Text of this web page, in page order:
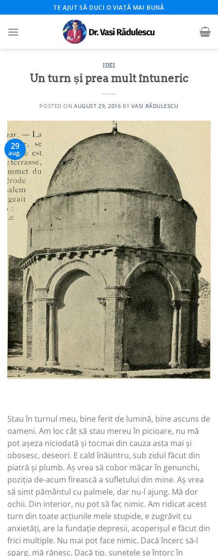
to
content
TE AJUT SĂ DUCI O VIAȚĂ MAI BUNĂ
IDEI
Un turn și prea mult întuneric
POSTED ONAUGUST 29, 2016 BY VASI RĂDULESCU
29
aug.
Stau în turnul meu, bine ferit de lumină, bine ascuns de
oameni. Am loc cât să stau mereu în picioare, nu mă
pot așeza niciodată și tocmai din cauza asta mai și
obosesc, deseori. E cald înăuntru, sub zidul făcut din
piatră și plumb. Aș vrea să cobor măcar în genunchi,
poziția de-acum firească a sufletului din mine. Aș vrea
să simt pământul cu palmele, dar nu-l ajung. Mă dor
ochii. Din interior, nu pot să fac nimic. Am ridicat acest
turn din toate acțiunile mele stupide, e zugrăvit cu
anxietăți, are la fundație depresii, acoperișul e făcut din
frici multiple. Nu mai pot face nimic. Dacă încerc să-l
sparg, mă rănesc. Dacă țip, sunetele se întorc în